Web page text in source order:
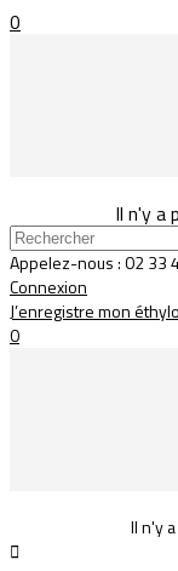
0
Il n'y a
Appelez-nous :02 33
Connexion
J’enregistre mon
0
Il n'y
